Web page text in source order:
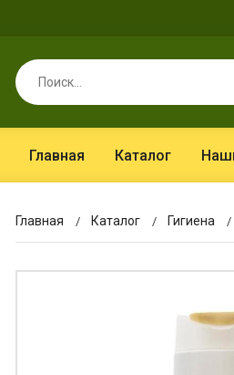
Главная Каталог
Главная Каталог Гигиена